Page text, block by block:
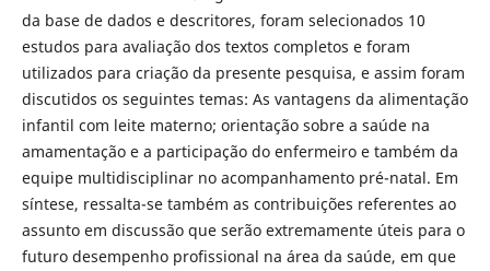
da base de dados e descritores, foram selecionados 10
estudos para avaliação dos textos completos e foram
utilizados para criação da presente pesquisa, e assim foram
discutidos os seguintes temas: As vantagens da alimentação
infantil com leite materno; orientação sobre a saúde na
amamentação e a participação do enfermeiro e também da
equipe multidisciplinar no acompanhamento pré-natal. Em
síntese, ressalta-se também as contribuições referentes ao
assunto em discussão que serão extremamente úteis para o
futuro desempenho profissional na área da saúde, em que